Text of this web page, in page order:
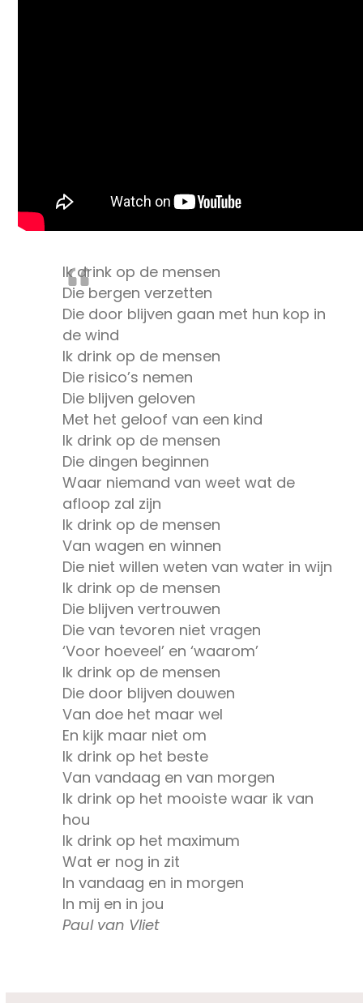
Ik drink op de mensen
Die bergen verzetten
Die door blijven gaan met hun kop in
de wind
Ik drink op de mensen
Die risico’s nemen
Die blijven geloven
Met het geloof van een kind
Ik drink op de mensen
Die dingen beginnen
Waar niemand van weet wat de
afloop zal zijn
Ik drink op de mensen
Van wagen en winnen
Die niet willen weten van water in wijn
Ik drink op de mensen
Die blijven vertrouwen
Die van tevoren niet vragen
‘Voor hoeveel’ en ‘waarom’
Ik drink op de mensen
Die door blijven douwen
Van doe het maar wel
En kijk maar niet om
Ik drink op het beste
Van vandaag en van morgen
Ik drink op het mooiste waar ik van
hou
Ik drink op het maximum
Wat er nog in zit
In vandaag en in morgen
In mij en in jou
Paul van Vliet